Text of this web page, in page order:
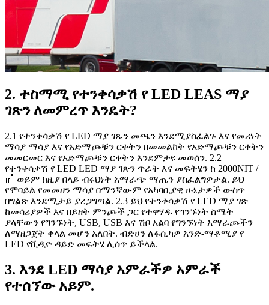
2. ተስማሚ የተንቀሳቃሽ የ LED LEAS ማያ
ገጽን ለመምረጥ እንዴት?
2.1 የተንቀሳቃሽ የ LED ማያ ገጹን መጫን እንደሚያስፈልጉ እና የመሪነት
ማሳያ ማሳያ እና የአድማጮቹን ርቀትን በመመልከት የአድማጮቹን ርቀትን
መመርመር እና የአድማጮቹን ርቀትን እንደምታዩ መወሰን. 2.2
የተንቀሳቃሽ የ LED LED ማያ ገጽን ጥራት እና መፍትሄን ከ 2000NIT /
㎡ ወይም ከዚያ በላይ ብሩህነት አማራጭ ማጤን ያስፈልግዎታል. ይህ
የሞባይል የመመዘን ማሳያ በማንኛውም የአካባቢያዊ ሁኔታዎች ውስጥ
በግልጽ እንደሚታይ ያረጋግጣል. 2.3 ይህ የተንቀሳቃሽ የ LED ማያ ገጽ
ከመሳሪያዎች እና በይዘት ምንጮች ጋር የተዋሃዱ የግንኙነት ስሜት
ያላቸውን የግንኙነት, USB, USB እና ሽቦ አልባ የግንኙነት አማራጮችን
ለማዘጋጀት ቀላል መሆን አለበት. ብድሀን ለፋሲካዎ አንድ-ማቆሚያ የ
LED የቪዲዮ ዳይድ መፍትሄ ሊሰጥ ይችላል.
3. እንደ LED ማሳያ አምራችዎ አምራች
የተሰኘው አይም.